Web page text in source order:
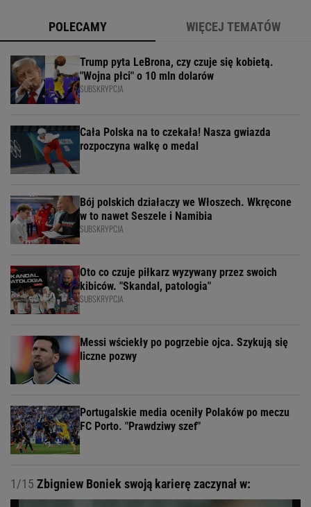
POLECAMY WIĘCEJ TEMATÓW
Trump pyta LeBrona, czy czuje się kobietą.
"Wojna płci" o 10 mln dolarów
SUBSKRYPCJA
Cała Polska na to czekała! Nasza gwiazda
rozpoczyna walkę o medal
Bój polskich działaczy we Włoszech. Wkręcone
w to nawet Seszele i Namibia
SUBSKRYPCJA
Oto co czuje piłkarz wyzywany przez swoich
kibiców. "Skandal, patologia"
SUBSKRYPCJA
Messi wściekły po pogrzebie ojca. Szykują się
liczne pozwy
Portugalskie media oceniły Polaków po meczu
FC Porto. "Prawdziwy szef"
1/15 Zbigniew Boniek swoją karierę zaczynał w: